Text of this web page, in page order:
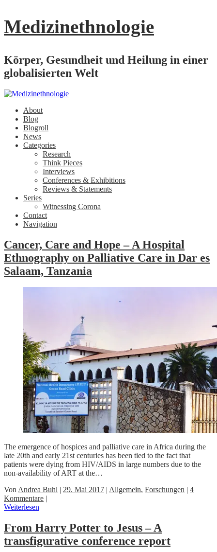
Medizinethnologie
Körper, Gesundheit und Heilung in einer
globalisierten Welt
About
Blog
Blogroll
News
Categories
Research
Think Pieces
Interviews
Conferences & Exhibitions
Reviews & Statements
Series
Witnessing Corona
Contact
Navigation
Cancer, Care and Hope – A Hospital
Ethnography on Palliative Care in Dar es
Salaam, Tanzania
The emergence of hospices and palliative care in Africa during the
late 20th and early 21st centuries has been tied to the fact that
patients were dying from HIV/AIDS in large numbers due to the
non-availability of ART at the…
VonAndrea Buhl | 29. Mai 2017 | Allgemein, Forschungen | 4
Kommentare |
Weiterlesen
From Harry Potter to Jesus – A
transfigurative conference report